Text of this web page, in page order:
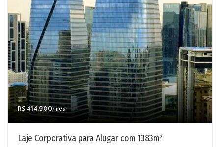
R$ 414.900/mês
Laje Corporativa para Alugar com 1383m²